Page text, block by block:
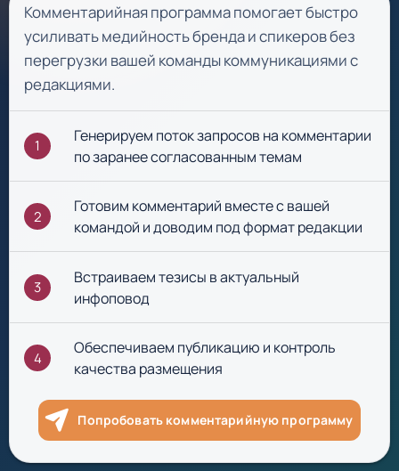
Комментарийная программа помогает быстро
усиливать медийность бренда и спикеров без
перегрузки вашей команды коммуникациями с
редакциями.
1
Генерируем поток запросов на комментарии
по заранее согласованным темам
2
Готовим комментарий вместе с вашей
командой и доводим под формат редакции
3
Встраиваем тезисы в актуальный
инфоповод
4
Обеспечиваем публикацию и контроль
качества размещения
Попробовать комментарийную программу